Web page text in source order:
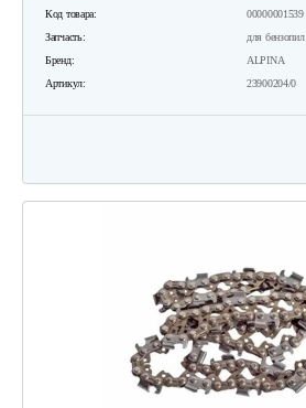
Код товара:
00000001539
Запчасть:
для бензопил
Бренд:
ALPINA
Артикул:
23900204/0